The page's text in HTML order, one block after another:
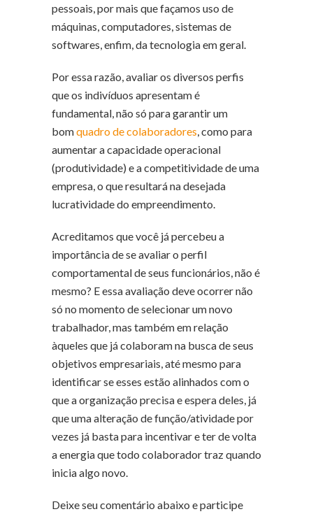
pessoais, por mais que façamos uso de
máquinas, computadores, sistemas de
softwares, enfim, da tecnologia em geral.
Por essa razão, avaliar os diversos perfis
que os indivíduos apresentam é
fundamental, não só para garantir um
bomquadro de colaboradores , como para
aumentar a capacidade operacional
(produtividade) e a competitividade de uma
empresa, o que resultará na desejada
lucratividade do empreendimento.
Acreditamos que você já percebeu a
importância de se avaliar o perfil
comportamental de seus funcionários, não é
mesmo? E essa avaliação deve ocorrer não
só no momento de selecionar um novo
trabalhador, mas também em relação
àqueles que já colaboram na busca de seus
objetivos empresariais, até mesmo para
identificar se esses estão alinhados com o
que a organização precisa e espera deles, já
que uma alteração de função/atividade por
vezes já basta para incentivar e ter de volta
a energia que todo colaborador traz quando
inicia algo novo.
Deixe seu comentário abaixo e participe